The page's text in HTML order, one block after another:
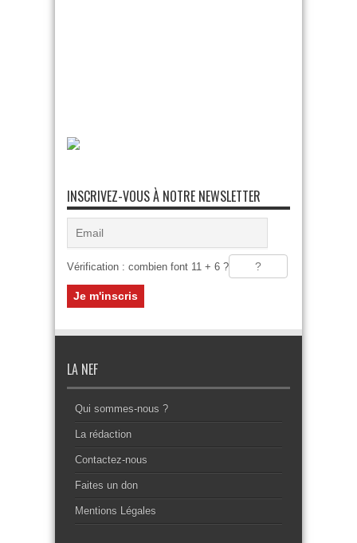
INSCRIVEZ-VOUS À NOTRE NEWSLETTER
Vérification : combien font 11 + 6 ?
LA NEF
Qui sommes-nous ?
La rédaction
Contactez-nous
Faites un don
Mentions Légales